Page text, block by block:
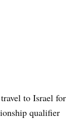
to Israel for
qualifier